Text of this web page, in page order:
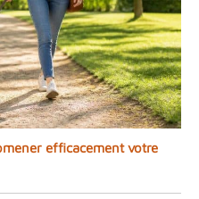
efficacement votre